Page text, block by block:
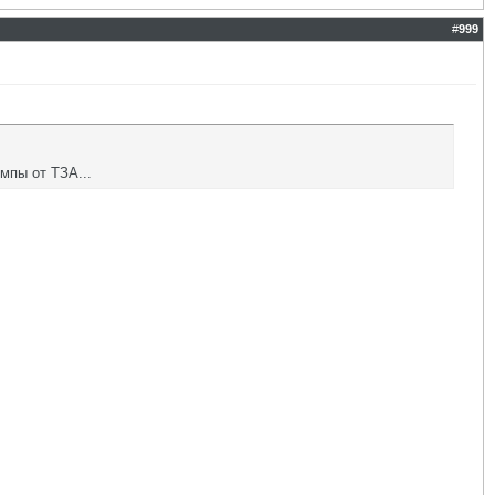
#999
от ТЗА...